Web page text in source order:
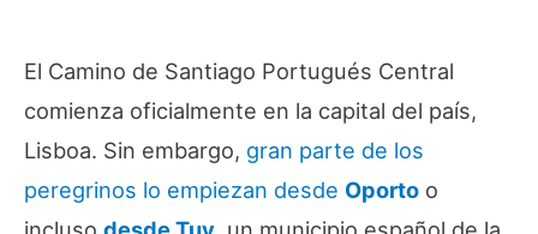
El Camino de Santiago Portugués Central
comienza oficialmente en la capital del país,
Lisboa. Sin embargo, gran parte de los
peregrinos lo empiezan desde Oporto o